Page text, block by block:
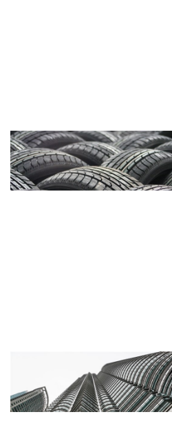
Goodyear'de ilişkili taraf
Vakıf Gayrimenkul'den